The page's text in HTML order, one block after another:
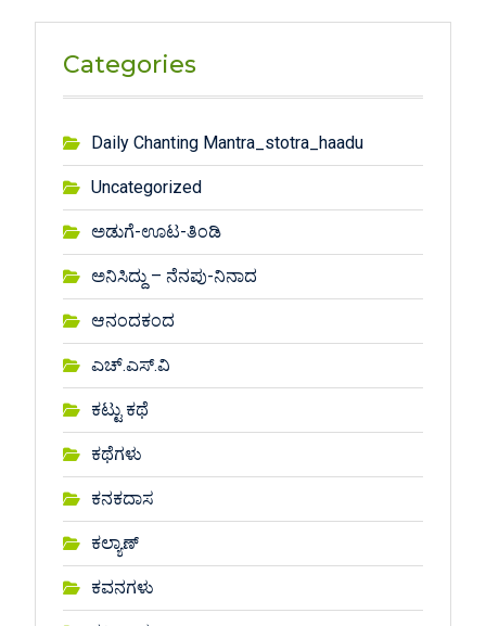
Categories
Daily Chanting Mantra_stotra_haadu
Uncategorized
ಅಡುಗೆ-ಊಟ-ತಿಂಡಿ
ಅನಿಸಿದ್ದು – ನೆನಪು-ನಿನಾದ
ಆನಂದಕಂದ
ಎಚ್.ಎಸ್.ವಿ
ಕಟ್ಟು ಕಥೆ
ಕಥೆಗಳು
ಕನಕದಾಸ
ಕಲ್ಯಾಣ್
ಕವನಗಳು